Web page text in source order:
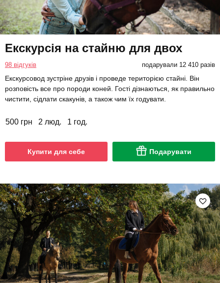
Екскурсія на стайню для двох
98 відгуків подарували 12 410 разів
Екскурсовод зустріне друзів і проведе територією стайні. Він
розповість все про породи коней. Гості дізнаються, як правильно
чистити, сідлати скакунів, а також чим їх годувати.
500 грн 2 люд. 1 год.
Купити для себе Подарувати